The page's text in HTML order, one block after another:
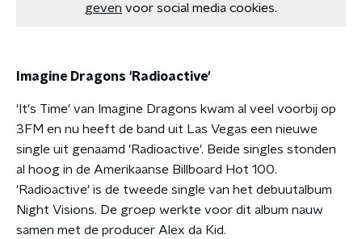
geven voor social media cookies.
Imagine Dragons 'Radioactive'
'It's Time' van Imagine Dragons kwam al veel voorbij op
3FM en nu heeft de band uit Las Vegas een nieuwe
single uit genaamd 'Radioactive'. Beide singles stonden
al hoog in de Amerikaanse Billboard Hot 100.
'Radioactive' is de tweede single van het debuutalbum
Night Visions. De groep werkte voor dit album nauw
samen met de producer Alex da Kid.